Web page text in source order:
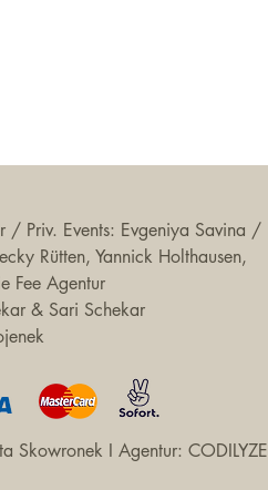
/ Priv. Events: Evgeniya Savina /
Rütten, Yannick Holthausen,
Fee Agentur
& Sari Schekar
Skowronek I Agentur: CODILYZE